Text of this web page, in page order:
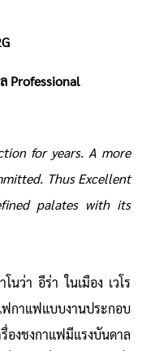
Professional
for years. A more
Thus Excellent
palates with its
นว่า อีร่า ในเมือง เวโร
ฟกาแฟแบบงานประกอบ
องชงกาแฟมีแรงบันดาล